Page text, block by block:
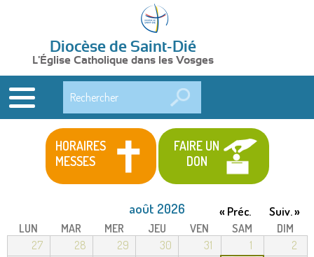
Diocèse de Saint-Dié
L'Église Catholique dans les Vosges
HORAIRES
MESSES
FAIRE UN
DON
août 2026 « Préc. Suiv. »
LUN MAR MER JEU VEN SAM
DIM
27
28 29 30 31 1
2